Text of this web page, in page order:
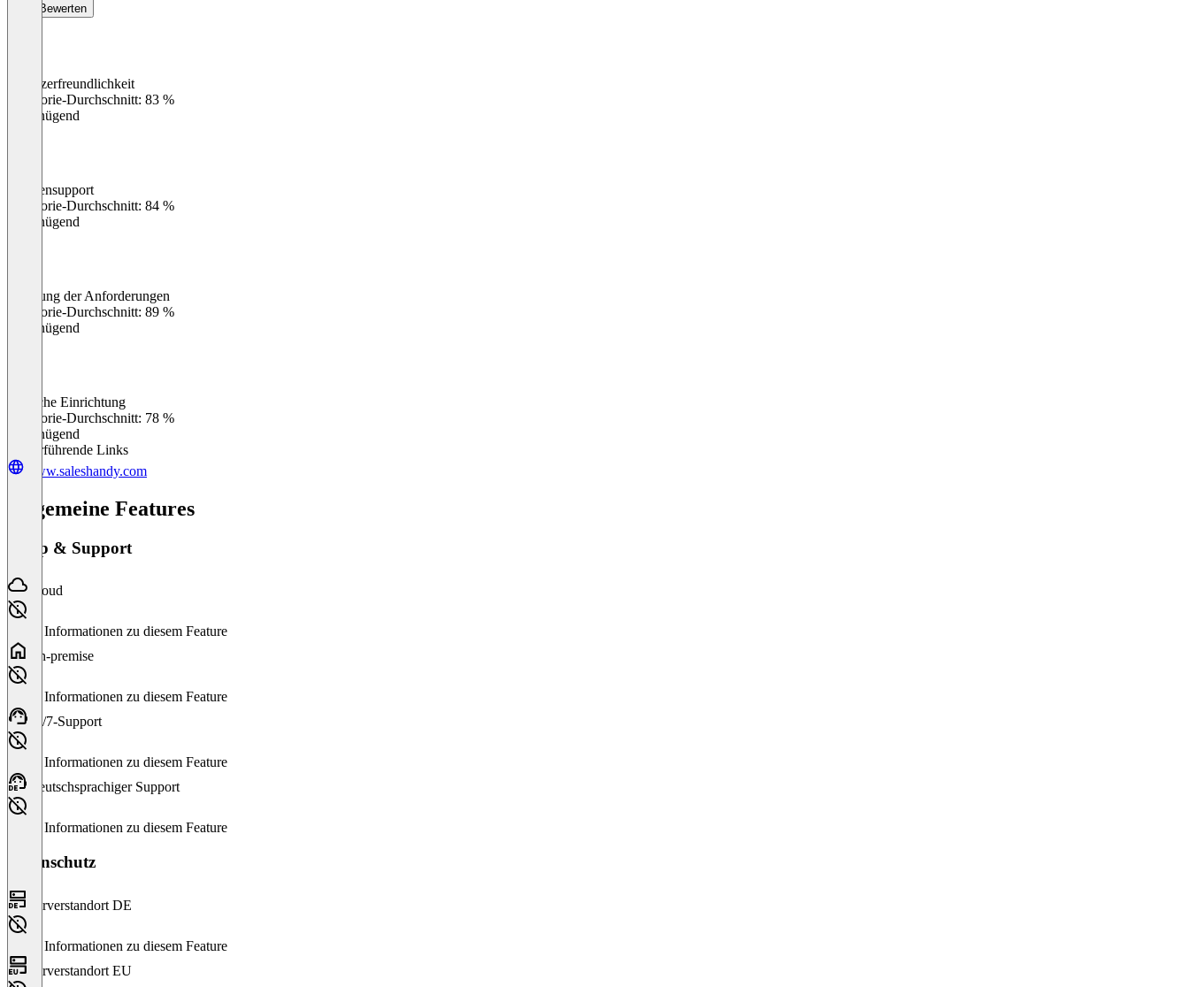
Bewerten
Benutzerfreundlichkeit
Kategorie-Durchschnitt: 83 %
Ungenügend
Kundensupport
Kategorie-Durchschnitt: 84 %
Ungenügend
Erfüllung der Anforderungen
Kategorie-Durchschnitt: 89 %
Ungenügend
Einfache Einrichtung
Kategorie-Durchschnitt: 78 %
Ungenügend
Weiterführende Links
www.saleshandy.com
Allgemeine Features
Setup & Support
Cloud
Keine Informationen zu diesem Feature
On-premise
Keine Informationen zu diesem Feature
24/7-Support
Keine Informationen zu diesem Feature
Deutschsprachiger Support
Keine Informationen zu diesem Feature
Datenschutz
Serverstandort DE
Keine Informationen zu diesem Feature
Serverstandort EU